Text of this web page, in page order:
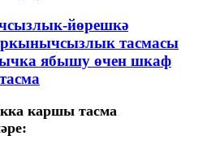
йөрешкә
тасмасы
ябышу өчен шкаф
каршы тасма